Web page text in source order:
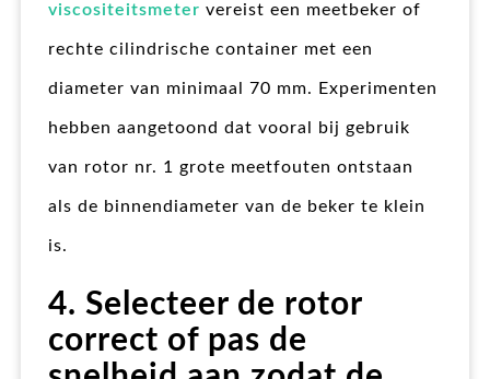
viscositeitsmeter vereist een meetbeker of
rechte cilindrische container met een
diameter van minimaal 70 mm. Experimenten
hebben aangetoond dat vooral bij gebruik
van rotor nr. 1 grote meetfouten ontstaan
als de binnendiameter van de beker te klein
is.
4. Selecteer de rotor
correct of pas de